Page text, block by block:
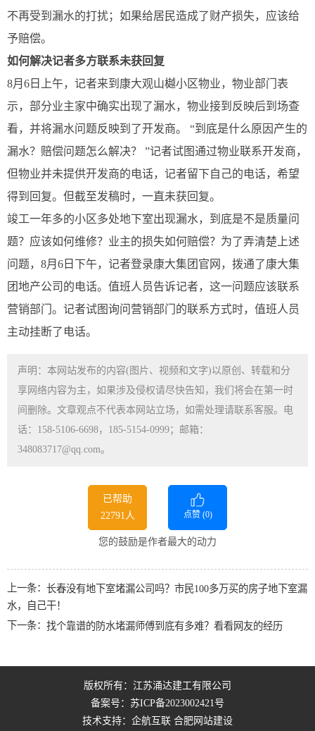
不再受到漏水的打扰；如果给居民造成了财产损失，应该给
予赔偿。
如何解决记者多方联系未获回复
8月6日上午，记者来到康大观山樾小区物业，物业部门表
示，部分业主家中确实出现了漏水，物业接到反映后到场查
看，并将漏水问题反映到了开发商。 “到底是什么原因产生的
漏水？赔偿问题怎么解决？ ”记者试图通过物业联系开发商，
但物业并未提供开发商的电话，记者留下自己的电话，希望
得到回复。但截至发稿时，一直未获回复。
竣工一年多的小区多处地下室出现漏水，到底是不是质量问
题？应该如何维修？业主的损失如何赔偿？为了弄清楚上述
问题，8月6日下午，记者登录康大集团官网，拨通了康大集
团地产公司的电话。值班人员告诉记者，这一问题应该联系
营销部门。记者试图询问营销部门的联系方式时，值班人员
主动挂断了电话。
声明：本网站发布的内容(图片、视频和文字)以原创、转载和分
享网络内容为主，如果涉及侵权请尽快告知，我们将会在第一时
间删除。文章观点不代表本网站立场，如需处理请联系客服。电
话：158-5106-6698，185-5154-0999；邮箱：
348083717@qq.com。
已帮助
22791人
点赞 (0)
您的鼓励是作者最大的动力
上一条： 长春没有地下室堵漏公司吗？市民100多万买的房子地下室漏
水，自己干！
下一条： 找个靠谱的防水堵漏师傅到底有多难？看看网友的经历
版权所有：江苏涌达建工有限公司
备案号： 苏ICP备2023002421号
技术支持：企航互联 合肥网站建设